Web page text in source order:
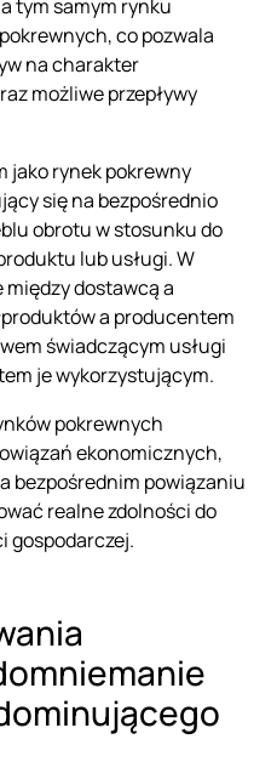
tym samym rynku
co pozwala
na charakter
możliwe przepływy
jako rynek pokrewny
się na bezpośrednio
obrotu w stosunku do
lub usługi. W
dostawcą a
a producentem
świadczącym usługi
je wykorzystującym.
pokrewnych
ekonomicznych,
bezpośrednim powiązaniu
realne zdolności do
gospodarczej.